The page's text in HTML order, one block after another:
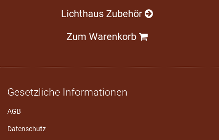
Lichthaus Zubehör
Zum Warenkorb
Gesetzliche Informationen
AGB
Datenschutz